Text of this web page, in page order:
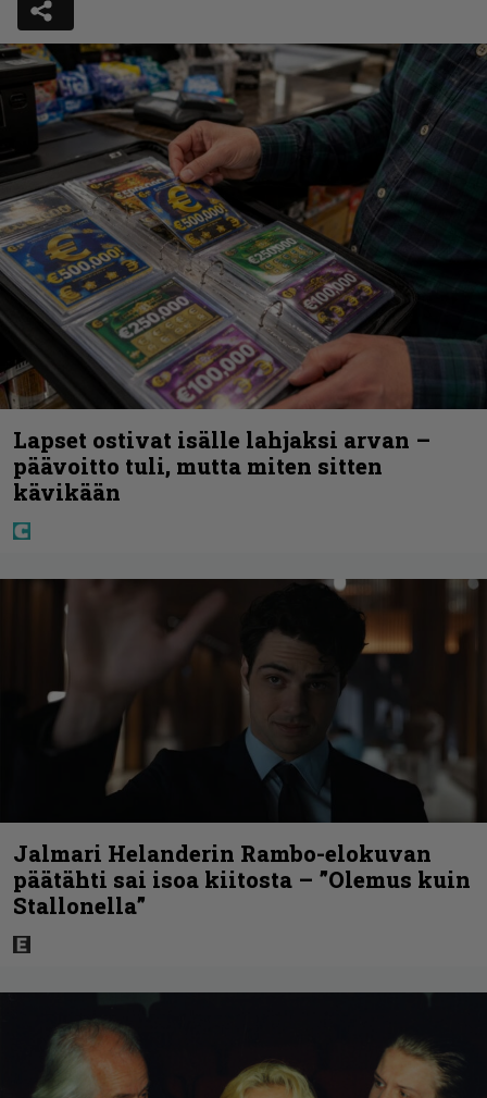
Lapset ostivat isälle lahjaksi arvan –
päävoitto tuli, mutta miten sitten
kävikään
Jalmari Helanderin Rambo-elokuvan
päätähti sai isoa kiitosta – ”Olemus kuin
Stallonella”